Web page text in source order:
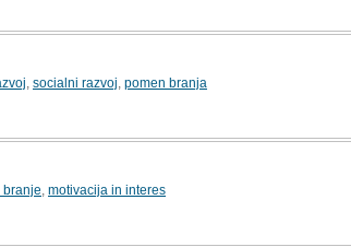
socialni razvoj pomen branja
branje motivacija in interes